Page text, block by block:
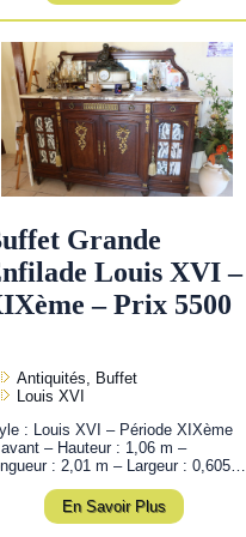
Grande
Louis XVI –
– Prix 5500
Antiquités, Buffet
Louis XVI
: Louis XVI – Période XIXème
– Hauteur : 1,06 m –
: 2,01 m – Largeur : 0,605…
En Savoir Plus